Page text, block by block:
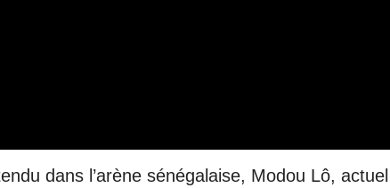
dans l’arène sénégalaise, Modou Lô, actuel